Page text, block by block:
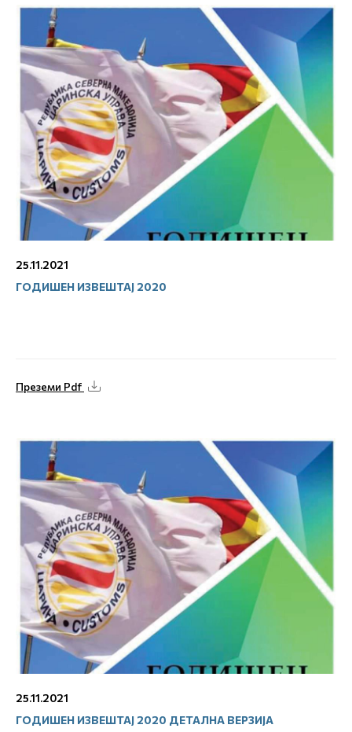
25.11.2021
ГОДИШЕН ИЗВЕШТАЈ 2020
Преземи Pdf
25.11.2021
ГОДИШЕН ИЗВЕШТАЈ 2020 ДЕТАЛНА ВЕРЗИЈА